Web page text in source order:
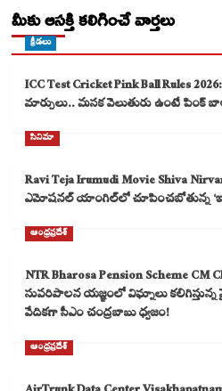
మీకు ఆసక్తి కలిగించే వార్తలు
క్రీడలు
ICC Test Cricket Pink Ball Rules
మార్పులు.. మసక వెలుతురు ఉంటే పింక్
సినిమా
Ravi Teja Irumudi Movie Shiva
ఎమోషనల్ యాంగిల్‌లో చూపించబోతున్న
ఆంధ్రప్రదేశ్
NTR Bharosa Pension Scheme CM
సుపరిపాలన యజ్ఞంలో విఘ్నాలు
వేదికగా సీఎం చంద్రబాబు ధ్వజం!
ఆంధ్రప్రదేశ్